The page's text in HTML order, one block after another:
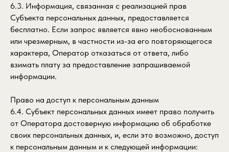
6.3. Информация, связанная с реализацией прав
Субъекта персональных данных, предоставляется
бесплатно. Если запрос является явно необоснованным
или чрезмерным, в частности из-за его повторяющегося
характера, Оператор отказаться от ответа, либо
взимать плату за предоставление запрашиваемой
информации.
Право на доступ к персональным данным
6.4. Субъект персональных данных имеет право получить
от Оператора достоверную информацию об обработке
своих персональных данных, и, если это возможно, доступ
к персональным данным и к следующей информации: